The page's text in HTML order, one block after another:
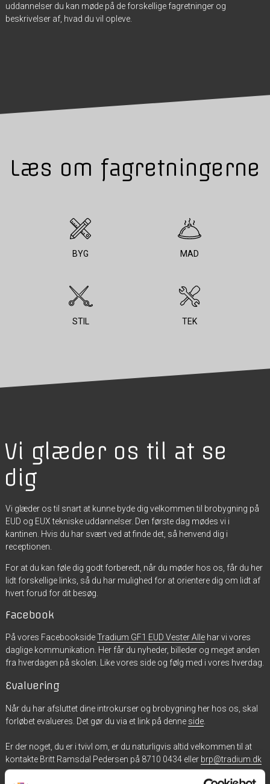
uddannelser du kan møde på de forskellige fagretninger og
beskrivelser af, hvad du vil opleve.
Læs om fagretningerne
BYG MAD
STIL TEK
Vi glæder os til at se
dig
Vi glæder os til snart at kunne byde dig velkommen til brobygning på
EUD og EUX tekniske uddannelser. Den første dag mødes vi i
kantinen. Hvis du har svært ved at finde det, så henvend dig i
receptionen.
For at du kan føle dig godt forberedt, når du møder hos os, får du her
lidt forskellige links, så du har mulighed for at orientere dig om lidt af
hvert forud for dit besøg.
Facebook
På vores FacebooksideTradium GF1 EUD Vester Alle har vi vores
daglige kommunikation. Her får du nyheder, billeder og meget anden
fra hverdagen på skolen. Like vores side og følg med i vores hverdag.
Evaluering
Når du har afsluttet dine introkurser og brobygning her hos os, skal
forløbet evalueres. Det gør du via et link på denne side.
Er der noget, du er i tvivl om, er du naturligvis altid velkommen til at
kontakte Britt Ramsdal Pedersen på 8710 0434 eller brp@tradium.dk
Vi ønsker dig en rigtig god tid hos os og glæder os til at se dig på GF1